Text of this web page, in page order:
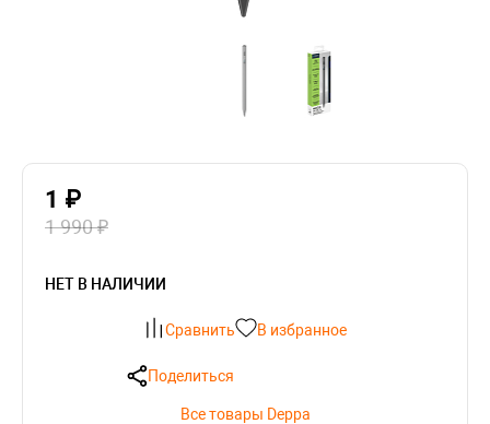
1 ₽
1 990 ₽
НЕТ В НАЛИЧИИ
Сравнить В избранное
Поделиться
Все товары Deppa